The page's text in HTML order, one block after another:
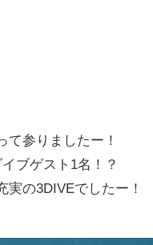
て参りましたー！
ブゲスト1名！？
の3DIVEでしたー！